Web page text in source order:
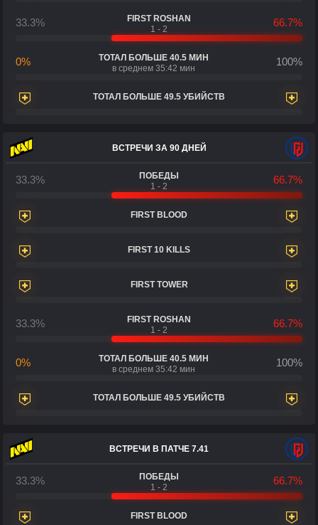
33.3%
FIRST ROSHAN
1 - 2
66.7%
0%
ТОТАЛ БОЛЬШЕ 40.5 МИН
в среднем 35:42 мин
100%
ТОТАЛ БОЛЬШЕ 49.5 УБИЙСТВ
ВСТРЕЧИ ЗА 90 ДНЕЙ
33.3%
ПОБЕДЫ
1 - 2
66.7%
FIRST BLOOD
FIRST 10 KILLS
FIRST TOWER
33.3%
FIRST ROSHAN
1 - 2
66.7%
0%
ТОТАЛ БОЛЬШЕ 40.5 МИН
в среднем 35:42 мин
100%
ТОТАЛ БОЛЬШЕ 49.5 УБИЙСТВ
ВСТРЕЧИ В ПАТЧЕ 7.41
33.3%
ПОБЕДЫ
1 - 2
66.7%
FIRST BLOOD